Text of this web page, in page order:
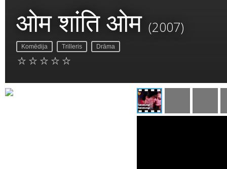
ओम शांति ओम (2007)
Komēdija Trilleris Drāma